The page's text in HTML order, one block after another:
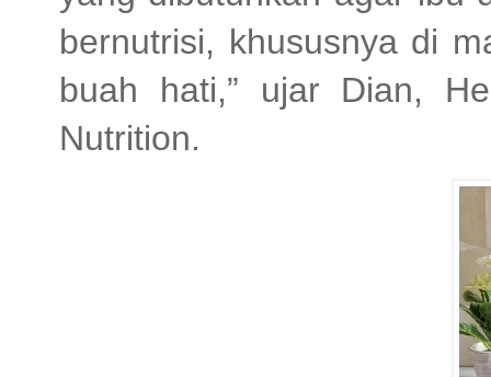
bernutrisi, khususnya di
buah hati,” ujar Dian,
Nutrition.